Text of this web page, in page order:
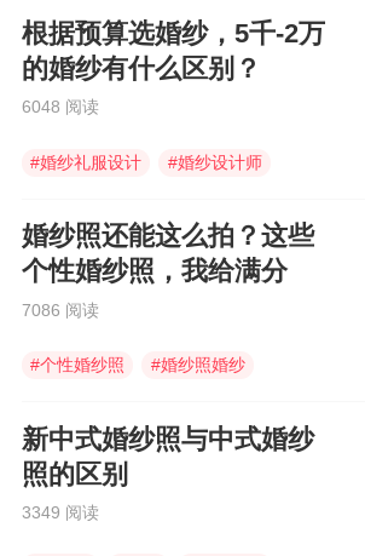
根据预算选婚纱，5千-2万
的婚纱有什么区别？
6048 阅读
#婚纱礼服设计 #婚纱设计师
婚纱照还能这么拍？这些
个性婚纱照，我给满分
7086 阅读
#个性婚纱照 #婚纱照婚纱
新中式婚纱照与中式婚纱
照的区别
3349 阅读